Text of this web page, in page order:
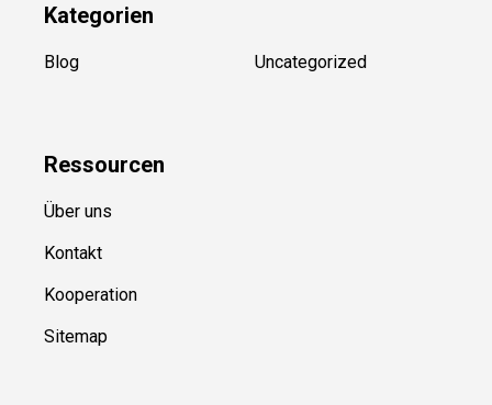
Kategorien
Blog Uncategorized
Ressourcen
Über uns
Kontakt
Kooperation
Sitemap